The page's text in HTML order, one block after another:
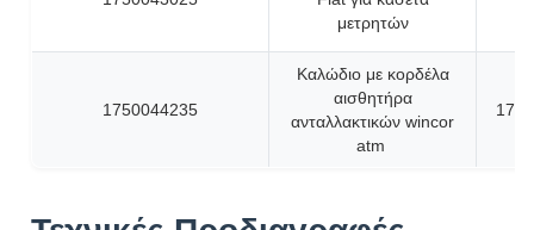
μετρητών
1750044235
Καλώδιο με κορδέλα
αισθητήρα
ανταλλακτικών wincor
atm